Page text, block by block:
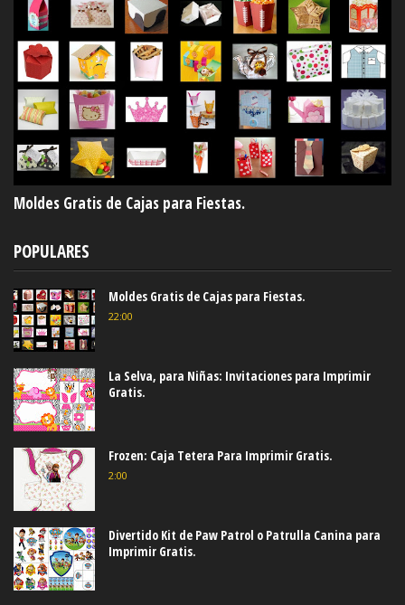
Moldes Gratis de Cajas para Fiestas.
POPULARES
Moldes Gratis de Cajas para Fiestas.
22:00
La Selva, para Niñas: Invitaciones para Imprimir
Gratis.
Frozen: Caja Tetera Para Imprimir Gratis.
2:00
Divertido Kit de Paw Patrol o Patrulla Canina para
Imprimir Gratis.